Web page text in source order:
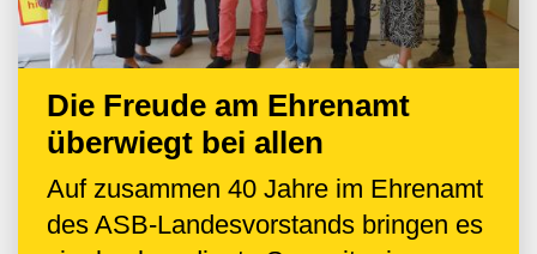
Die Freude am Ehrenamt
überwiegt bei allen
Auf zusammen 40 Jahre im Ehrenamt
des ASB-Landesvorstands bringen es